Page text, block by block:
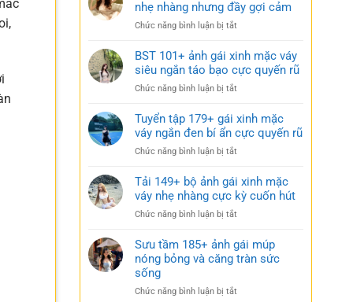
xinh
mặc
ngắn
trắng
gợi
cảm
nhẹ nhàng nhưng đầy gợi cảm
Chức năng bình luận bị tắt
Ảnh
gái
xinh
mặc
ngủ
nhẹ
gợi
cảm
BST 101+ ảnh gái xinh mặc váy
siêu ngắn táo bạo cực quyến rũ
Chức năng bình luận bị tắt
101+
ảnh
gái
xinh
váy
siêu
cực
quyến
Tuyển tập 179+ gái xinh mặc
váy ngắn đen bí ẩn cực quyến rũ
Chức năng bình luận bị tắt
tập
179+
gái
xinh
váy
ngắn
ẩn
Tải 149+ bộ ảnh gái xinh mặc
váy nhẹ nhàng cực kỳ cuốn hút
Chức năng bình luận bị tắt
149+
bộ
xinh
Sưu tầm 185+ ảnh gái múp
nóng bỏng và căng tràn sức
sống
Chức năng bình luận bị tắt